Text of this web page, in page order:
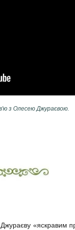
з Олесею Джураєвою.
«яскравим